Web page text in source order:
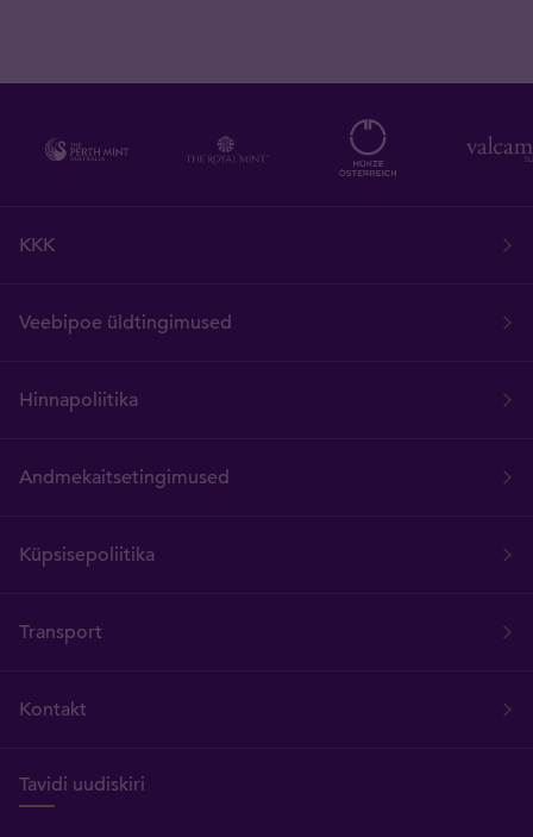
KKK
Veebipoe üldtingimused
Hinnapoliitika
Andmekaitsetingimused
Küpsisepoliitika
Transport
Kontakt
Tavidi uudiskiri